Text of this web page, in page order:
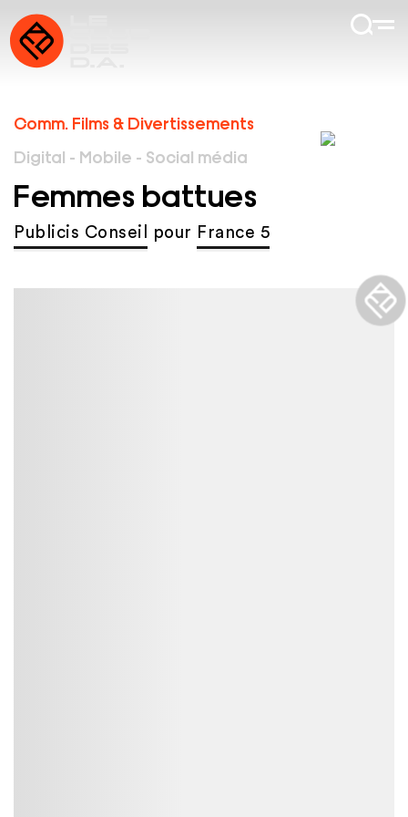
Comm. Films & Divertissements
Digital - Mobile - Social média
Femmes battues
Publicis Conseil pour France 5